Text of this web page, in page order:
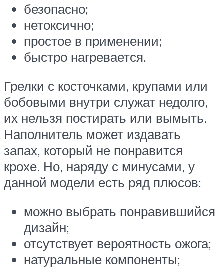
безопасно;
нетоксично;
простое в применении;
быстро нагревается.
Грелки с косточками, крупами или
бобовыми внутри служат недолго,
их нельзя постирать или вымыть.
Наполнитель может издавать
запах, который не понравится
крохе. Но, наряду с минусами, у
данной модели есть ряд плюсов:
можно выбрать понравившийся
дизайн;
отсутствует вероятность ожога;
натуральные компоненты;